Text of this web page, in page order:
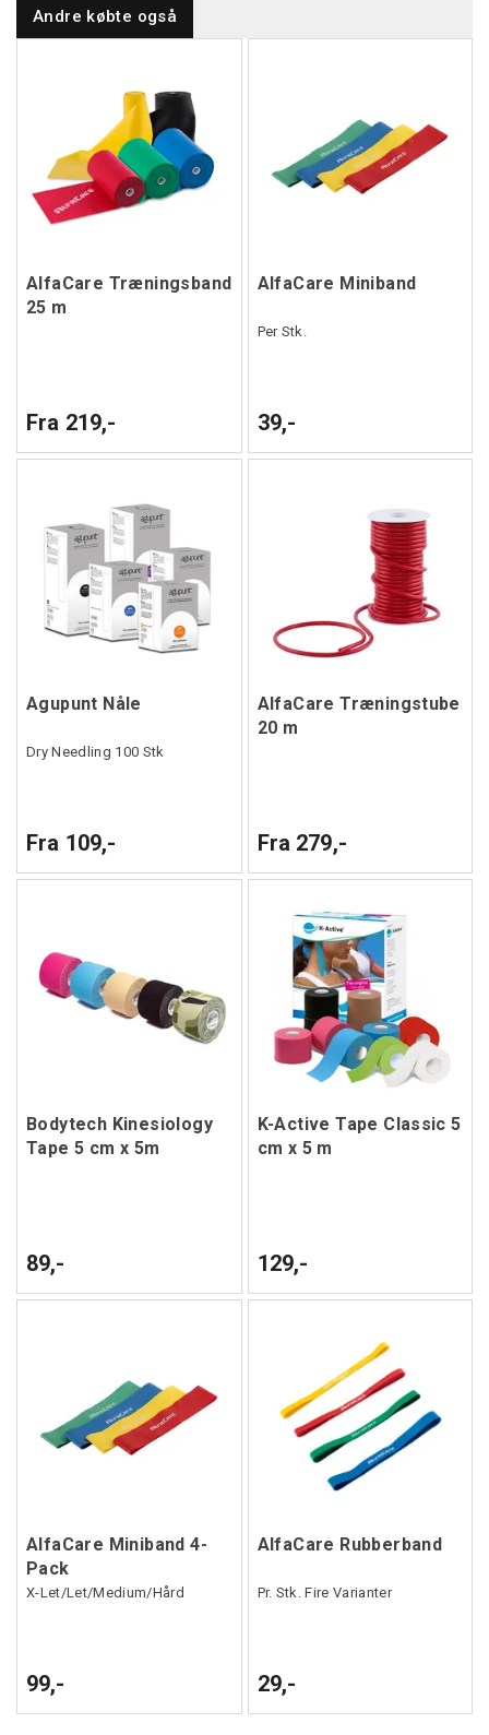
Andre købte også
AlfaCare Træningsband
25 m
Fra 219,-
AlfaCare Miniband
Per Stk.
39,-
Agupunt Nåle
Dry Needling 100 Stk
Fra 109,-
AlfaCare Træningstube
20 m
Fra 279,-
Bodytech Kinesiology
Tape 5 cm x 5m
89,-
K-Active Tape Classic 5
cm x 5 m
129,-
AlfaCare Miniband 4-
Pack
X-Let/Let/Medium/Hård
99,-
AlfaCare Rubberband
Pr. Stk. Fire Varianter
29,-